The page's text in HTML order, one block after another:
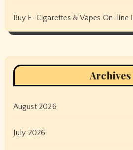
Buy E-Cigarettes & Vapes On-line
Archives
August 2026
July 2026